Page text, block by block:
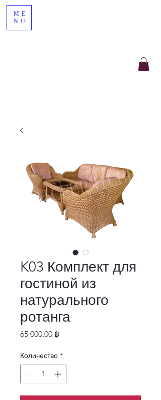
ME
NU
K03 Комплект для
гостиной из
натурального
ротанга
65 000,00 ฿
Количество *